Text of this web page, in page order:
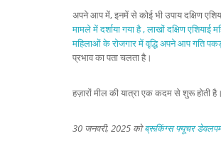
अपने आप में, इनमें से कोई भी उपाय दक्षिण
मामले में दर्शाया गया है , लाखों दक्षिण
महिलाओं के रोजगार में वृद्धि अपने आप गति
प्रभाव का पता चलता है।
हज़ारों मील की यात्रा एक कदम से शुरू होती है।
30 जनवरी, 2025 कोब्रूकिंग्स फ्यूचर